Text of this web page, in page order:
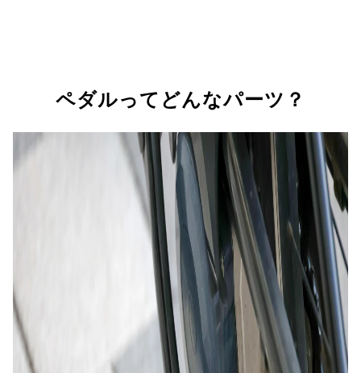
ペダルってどんなパーツ？